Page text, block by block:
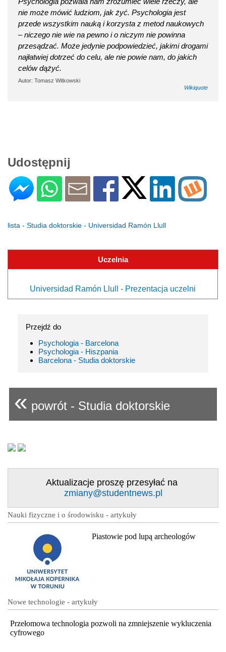
nie może mówić ludziom, jak żyć. Psychologia jest
przede wszystkim nauką i korzysta z metod naukowych
– niczego nie wie na pewno i o niczym nie powinna
przesądzać. Może jedynie podpowiedzieć, jakimi drogami
najłatwiej dotrzeć do celu, ale nie powie nam, do jakich
celów dążyć.
Autor: Tomasz Witkowski
Wikiquote
Udostępnij
lista - Studia doktorskie - Universidad Ramón Llull
Uczelnia
Universidad Ramón Llull - Prezentacja uczelni
Przejdź do
Psychologia - Barcelona
Psychologia - Hiszpania
Barcelona - Studia doktorskie
« powrót - Studia doktorskie
Aktualizacje proszę przesyłać na
zmiany@studentnews.pl
Nauki fizyczne i o środowisku - artykuły
Piastowie pod lupą archeologów
Nowe technologie - artykuły
Przełomowa technologia pozwoli na zmniejszenie wykluczenia
cyfrowego